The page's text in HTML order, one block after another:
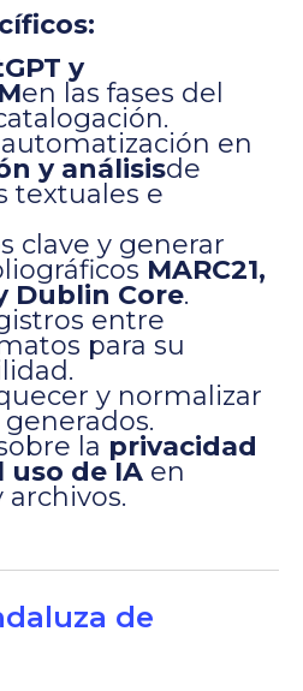
y
en las fases del
en
y análisisde
textuales e
clave y generar
MARC21,
Dublin Core.
entre
para su
y normalizar
la privacidad
uso de IA en
de